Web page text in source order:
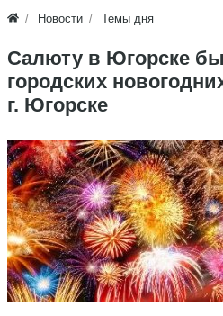
Новости Темы дня
Салюту в Югорске
городских
г. Югорске